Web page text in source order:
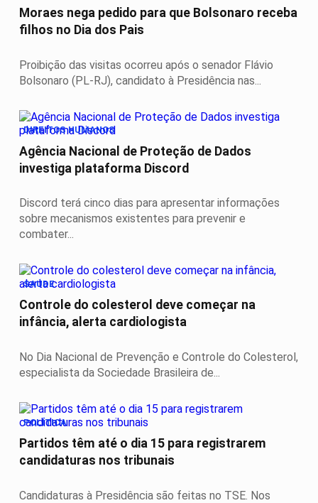
Moraes nega pedido para que Bolsonaro receba
filhos no Dia dos Pais
Proibição das visitas ocorreu após o senador Flávio
Bolsonaro (PL-RJ), candidato à Presidência nas...
DIREITOS HUMANOS
Agência Nacional de Proteção de Dados
investiga plataforma Discord
Discord terá cinco dias para apresentar informações
sobre mecanismos existentes para prevenir e
combater...
SAÚDE
Controle do colesterol deve começar na
infância, alerta cardiologista
No Dia Nacional de Prevenção e Controle do Colesterol,
especialista da Sociedade Brasileira de...
POLÍTICA
Partidos têm até o dia 15 para registrarem
candidaturas nos tribunais
Candidaturas à Presidência são feitas no TSE. Nos